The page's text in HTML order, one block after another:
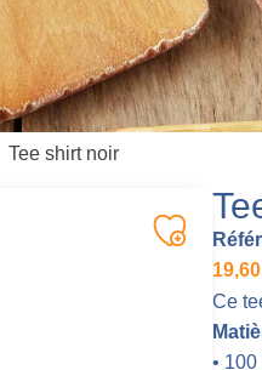
Tee shirt noir
19,60
Ce
•